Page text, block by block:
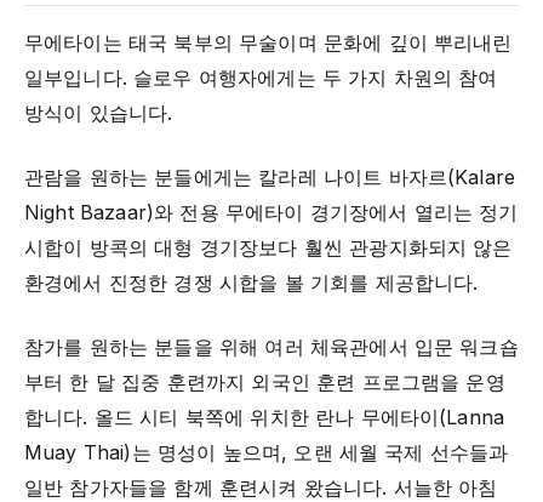
무에타이는 태국 북부의 무술이며 문화에 깊이 뿌리내린
일부입니다. 슬로우 여행자에게는 두 가지 차원의 참여
방식이 있습니다.
관람을 원하는 분들에게는 칼라레 나이트 바자르(Kalare
Night Bazaar)와 전용 무에타이 경기장에서 열리는 정기
시합이 방콕의 대형 경기장보다 훨씬 관광지화되지 않은
환경에서 진정한 경쟁 시합을 볼 기회를 제공합니다.
참가를 원하는 분들을 위해 여러 체육관에서 입문 워크숍
부터 한 달 집중 훈련까지 외국인 훈련 프로그램을 운영
합니다. 올드 시티 북쪽에 위치한 란나 무에타이(Lanna
Muay Thai)는 명성이 높으며, 오랜 세월 국제 선수들과
일반 참가자들을 함께 훈련시켜 왔습니다. 서늘한 아침